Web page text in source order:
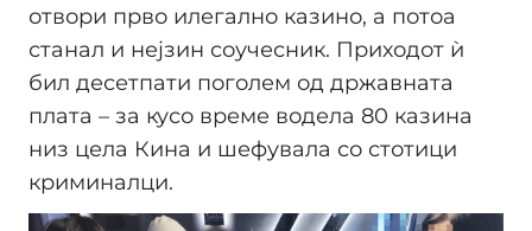
отвори прво илегално казино, а потоа
станал и нејзин соучесник. Приходот ѝ
бил десетпати поголем од државната
плата – за кусо време водела 80 казина
низ цела Кина и шефувала со стотици
криминалци.